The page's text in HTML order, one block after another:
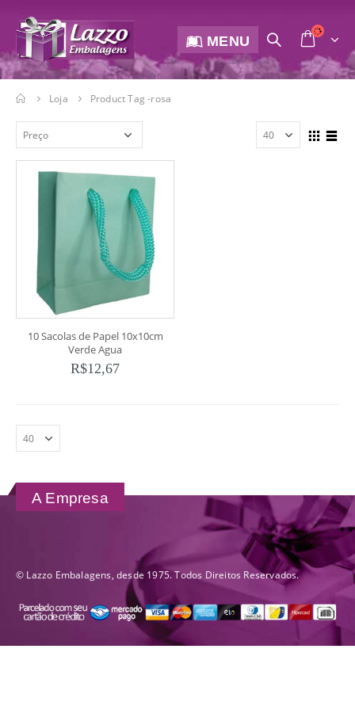
MENU
Loja Product Tag -rosa
10 Sacolas de Papel 10x10cm
Verde Agua
R$12,67
A Empresa
© Lazzo Embalagens, desde 1975. Todos Direitos Reservados.